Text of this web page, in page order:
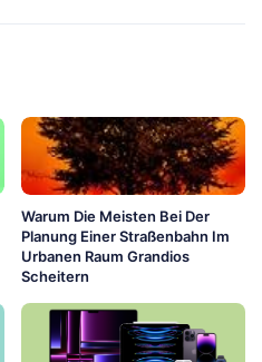
Warum Die Meisten Bei Der
Planung Einer Straßenbahn Im
Urbanen Raum Grandios
Scheitern